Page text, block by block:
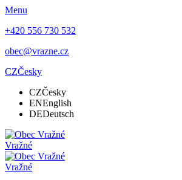
Menu
+420 556 730 532
obec@vrazne.cz
CZČesky
CZČesky
ENEnglish
DEDeutsch
Vražné
Vražné